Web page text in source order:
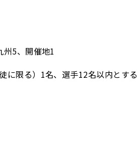
5、開催地1
に限る）1名、選手12名以内とする